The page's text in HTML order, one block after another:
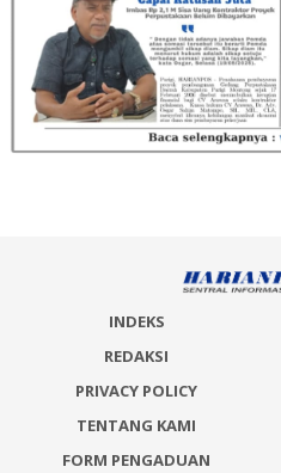
INDEKS
REDAKSI
PRIVACY POLICY
TENTANG KAMI
FORM PENGADUAN